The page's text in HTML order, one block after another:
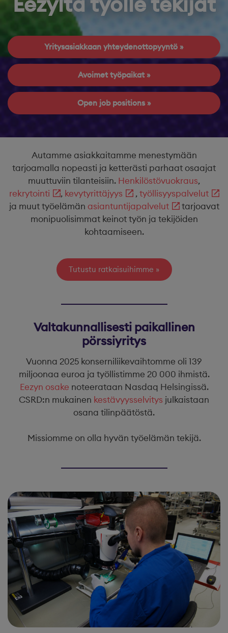
Yritysasiakkaan yhteydenottopyyntö
Avoimet työpaikat
Open job positions
Autamme asiakkaitamme menestymään
tarjoamalla nopeasti ja ketterästi parhaat osaajat
muuttuviin tilanteisiin. Henkilöstövuokraus,
rekrytointi
, kevytyrittäjyys ,työllisyyspalvelut
ja muut työelämän asiantuntijapalvelut
tarjoavat
monipuolisimmat keinot työn ja tekijöiden
kohtaamiseen.
Tutustu ratkaisuihimme
Valtakunnallisesti paikallinen
pörssiyritys
Vuonna 2025 konserniliikevaihtomme oli 139
miljoonaa euroa ja työllistimme 20 000 ihmistä.
Eezyn osake noteerataan Nasdaq Helsingissä.
CSRD:n mukainen kestävyysselvitys julkaistaan
osana tilinpäätöstä.
Missiomme on olla hyvän työelämän tekijä.